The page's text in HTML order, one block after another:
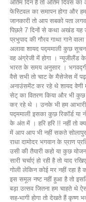
अंतिम दिन है तो अंतिम दिवस
फेस्टिवल का समापन होगा और
जानकारी तो आप सबको पता
पिछले 7 दिनों से कथा अखंड यह
प्रभुपाद की गौरव गाथा गाने
अलावा शायद पद्ममाली कुछ
वह अंग्रेजी में होगा । न्यूजीलैंड
भारत के समय अनुसार ।
वैसे सभी तो चाट के मैसेजेस में
अनाउंसमेंट कर रहे थे शायद वेणी
सेट् का वितरण किया और भी
कर रहे थे । उनके भी हम आभारी
पद्ममाली इसका कुछ रिकॉर्ड
के अंत में । हरि हरि !! नहीं तो
में आप आप भी नहीं सकते सोलापुर
राधा दामोदर भगवान के प्राण
उसी की तैयारी कहो या कुछ
सारी चर्चाएं हो रही है तो याद
गोली लेकिन कोई मर नहीं रहा है
इस समूल नष्ट नहीं हुआ है तो
बड़ा उत्सव जितना हम चाहते थे
सह-भागी होगा तो देखते हैं